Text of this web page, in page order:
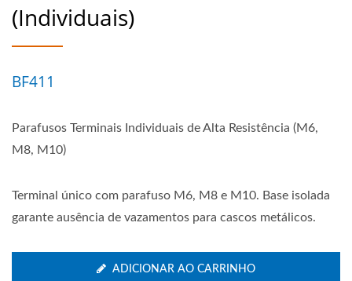
(Individuais)
BF411
Parafusos Terminais Individuais de Alta Resistência (M6,
M8, M10)
Terminal único com parafuso M6, M8 e M10. Base isolada
garante ausência de vazamentos para cascos metálicos.
ADICIONAR AO CARRINHO